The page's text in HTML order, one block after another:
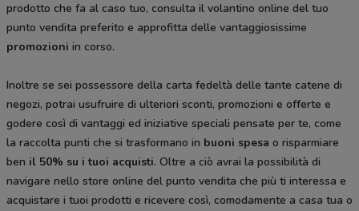
prodotto che fa al caso tuo, consulta il volantino online del tuo
punto vendita preferito e approfitta delle vantaggiosissime
promozioni in corso.
Inoltre se sei possessore della carta fedeltà delle tante catene di
negozi, potrai usufruire di ulteriori sconti, promozioni e offerte e
godere così di vantaggi ed iniziative speciali pensate per te, come
la raccolta punti che si trasformano in buoni spesa o risparmiare
ben il 50% su i tuoi acquisti. Oltre a ciò avrai la possibilità di
navigare nello store online del punto vendita che più ti interessa e
acquistare i tuoi prodotti e ricevere così, comodamente a casa tua o